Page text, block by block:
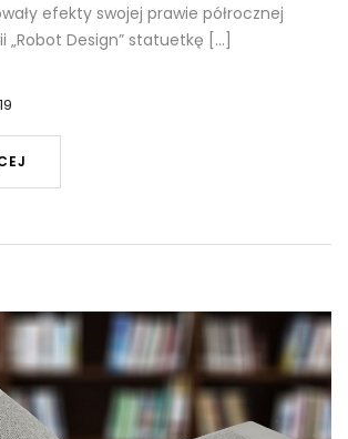
efekty swojej prawie półrocznej
„Robot Design” statuetkę […]